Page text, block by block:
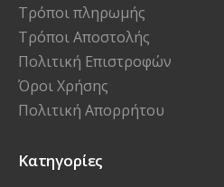
Τρόποι πληρωμής
Τρόποι Αποστολής
Πολιτική Επιστροφών
Όροι Χρήσης
Πολιτική Απορρήτου
Κατηγορίες